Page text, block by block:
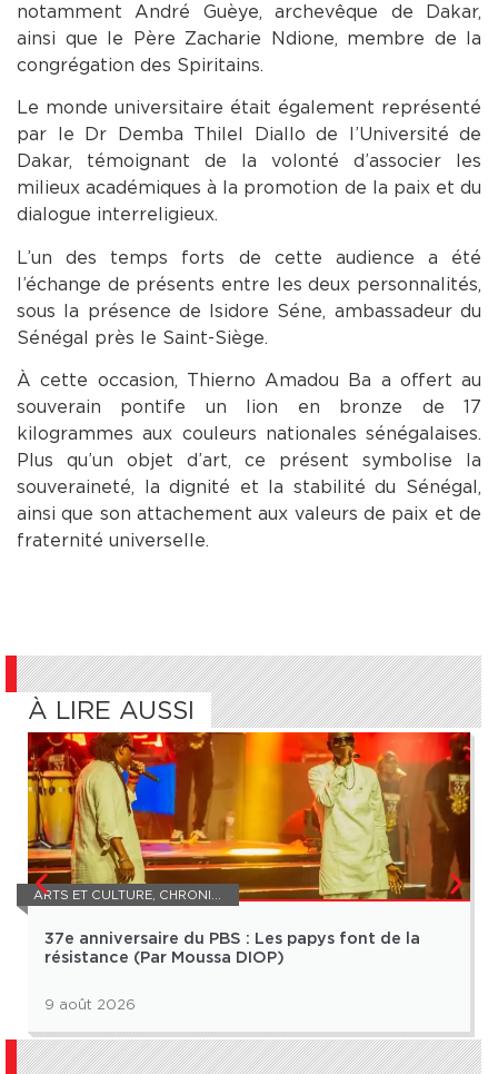
notamment André Guèye, archevêque de Dakar,
ainsi que le Père Zacharie Ndione, membre de la
congrégation des Spiritains.
Le monde universitaire était également représenté
par le Dr Demba Thilel Diallo de l’Université de
Dakar, témoignant de la volonté d’associer les
milieux académiques à la promotion de la paix et du
dialogue interreligieux.
L’un des temps forts de cette audience a été
l’échange de présents entre les deux personnalités,
sous la présence de Isidore Séne, ambassadeur du
Sénégal près le Saint-Siège.
À cette occasion, Thierno Amadou Ba a offert au
souverain pontife un lion en bronze de 17
kilogrammes aux couleurs nationales sénégalaises.
Plus qu’un objet d’art, ce présent symbolise la
souveraineté, la dignité et la stabilité du Sénégal,
ainsi que son attachement aux valeurs de paix et de
fraternité universelle.
À LIRE AUSSI
ARTS ET CULTURE, CHRONIQUE
37e anniversaire du PBS : Les papys font de la
résistance (Par Moussa DIOP)
9 août 2026